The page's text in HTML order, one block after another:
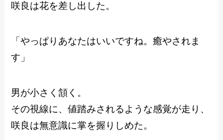
咲良は花を差し出した。
「やっぱりあなたはいいですね。癒やされま
す」
男が小さく頷く。
その視線に、値踏みされるような感覚が走り、
咲良は無意識に掌を握りしめた。